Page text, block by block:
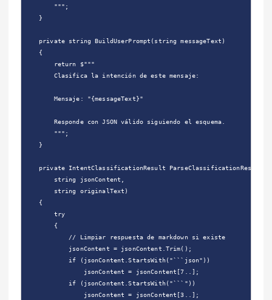
        """;
    }
    private string BuildUserPrompt(string messageText)
    {
        return $"""
        Clasifica la intención de este mensaje:
        Mensaje: "{messageText}"
        Responde con JSON válido siguiendo el esquema.
        """;
    }
private IntentClassificationResult
        string jsonContent,
        string originalText)
    {
        try
        {
            // Limpiar respuesta de markdown si existe
            jsonContent = jsonContent.Trim();
            if (jsonContent.StartsWith("```json"))
                jsonContent = jsonContent[7..];
            if (jsonContent.StartsWith("```"))
                jsonContent = jsonContent[3..];